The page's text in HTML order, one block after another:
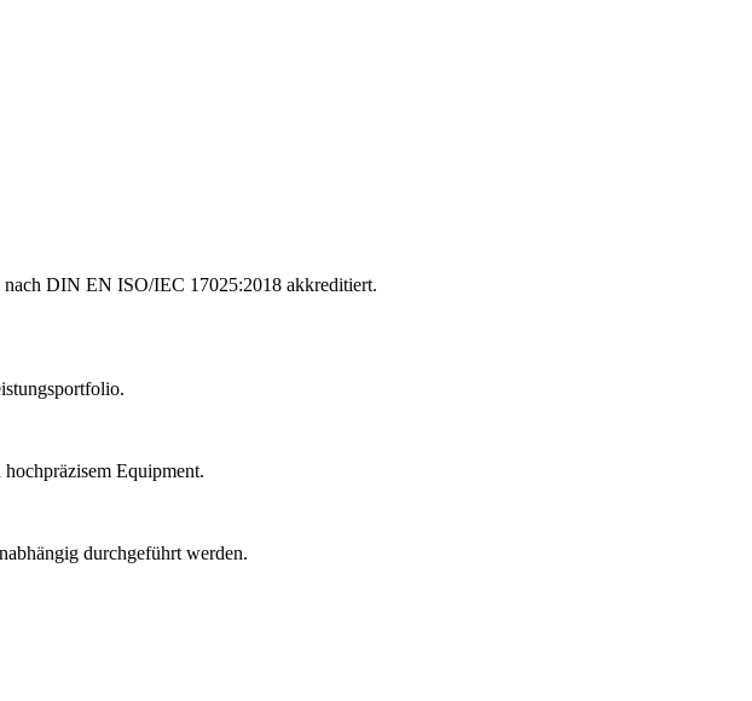
DIN EN ISO/IEC 17025:2018 akkreditiert.
Equipment.
durchgeführt werden.